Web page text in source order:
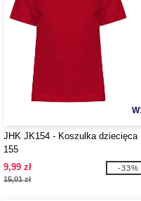
JHK JK154 - Koszulka dziecięca
155
9,99 zł
15,01 zł
-33%